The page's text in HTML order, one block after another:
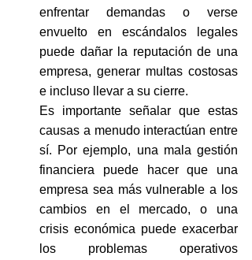
enfrentar demandas o verse
envuelto en escándalos legales
puede dañar la reputación de una
empresa, generar multas costosas
e incluso llevar a su cierre.
Es importante señalar que estas
causas a menudo interactúan entre
sí. Por ejemplo, una mala gestión
financiera puede hacer que una
empresa sea más vulnerable a los
cambios en el mercado, o una
crisis económica puede exacerbar
los problemas operativos